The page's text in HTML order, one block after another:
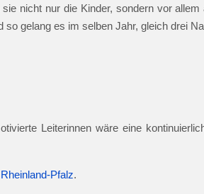
nicht nur die Kinder, sondern vor
gelang es im selben Jahr, gleich drei
Leiterinnen wäre eine
Pfalz.